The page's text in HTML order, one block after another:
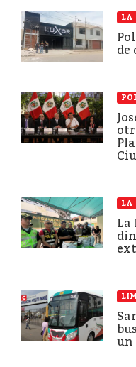
LA
de
LA
La
un